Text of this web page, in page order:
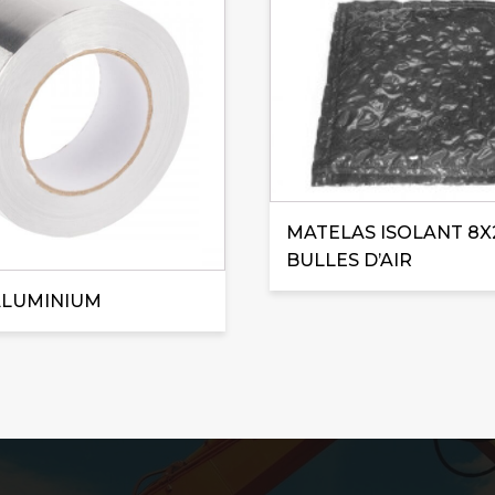
MATELAS ISOLANT
BULLES D’AIR